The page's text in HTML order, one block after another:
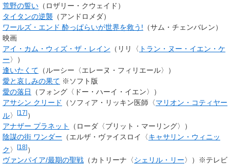
荒野の誓い （ ロザリー・クウェイド ）
タイタンの逆襲 （アンドロメダ）
ワールズ・エンド 酔っぱらいが世界を救う! （サム・チェンバレン）
映画
アイ・カム・ウィズ・ザ・レイン （リリ〈 トラン・ヌー・イエン・ケ
ー〉）
逢いたくて （ルーシー〈エレーヌ・フィリエール〉）
愛と哀しみの果て ※ソフト版
愛の落日
（フォング〈ドー・ハーイ・イエン〉）
アサシン クリード
（ ソフィア・リッキン医師 〈マリオン・コティヤー
ル〉 [17] ）
アナザー プラネット
（ローダ〈ブリット・マーリング〉）
陰謀の街 ワンダー （エルザ・ヴァイスロイ〈キャサリン・ウィニッ
ク 〉 [18]）
ヴァンパイア/最期の聖戦 （カトリーナ〈シェリル・リー〉）※テレビ